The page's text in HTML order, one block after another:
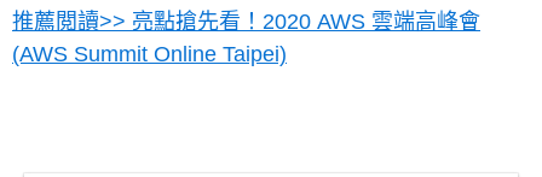
推薦閲讀>> 亮點搶先看！2020 AWS 雲端高峰會
(AWS Summit Online Taipei)